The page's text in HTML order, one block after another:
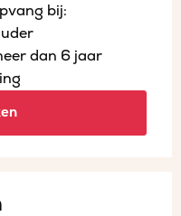
bij:
dan 6 jaar